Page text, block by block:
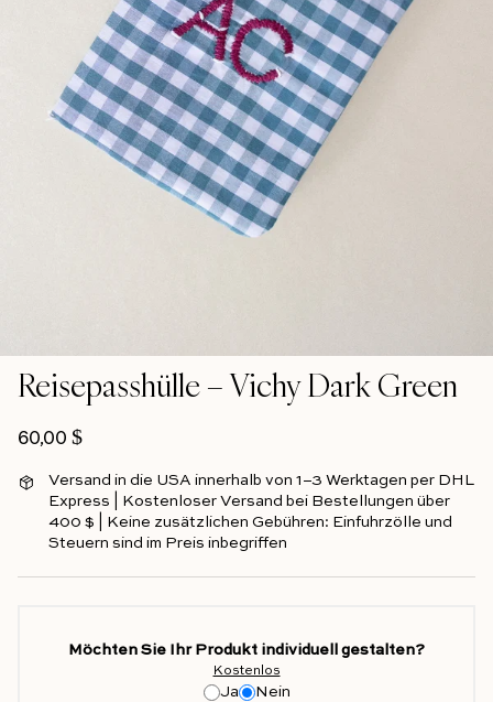
Reisepasshülle – Vichy Dark Green
Normalpreis
60,00 $
Versand in die USA innerhalb von 1–3 Werktagen per DHL
Express | Kostenloser Versand bei Bestellungen über
400 $ | Keine zusätzlichen Gebühren: Einfuhrzölle und
Steuern sind im Preis inbegriffen
Möchten Sie Ihr Produkt individuell gestalten?
Kostenlos
Ja Nein